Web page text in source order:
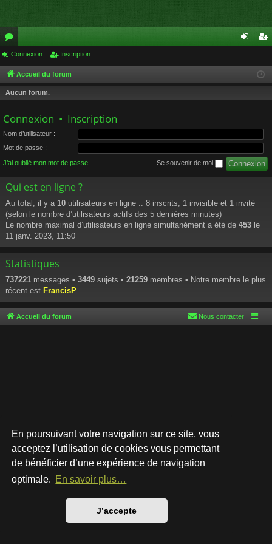
En poursuivant votre navigation sur ce site, vous
acceptez l’utilisation de cookies vous permettant
de bénéficier d’une expérience de navigation
optimale. En savoir plus…
J’accepte
or
u
m
cri
Connexion Inscription
Accueil du forum
Aucun forum.
Connexion • Inscription
Nom d’utilisateur :
Mot de passe :
J’ai oublié mon mot de passe Se souvenir de moi
Qui est en ligne ?
Au total, il y a 10 utilisateurs en ligne :: 8 inscrits, 1 invisible et 1 invité
(selon le nombre d’utilisateurs actifs des 5 dernières minutes)
Le nombre maximal d’utilisateurs en ligne simultanément a été de 453 le
11 janv. 2023, 11:50
Statistiques
737221 messages • 3449 sujets • 21259 membres • Notre membre le plus
récent est FrancisP
Accueil du forum Nous contacter
Développé parphpBB® Forum Software © phpBB Limited
Style par
Traduction française officielle